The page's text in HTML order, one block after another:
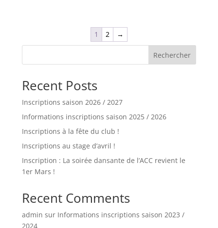
18,00€
1 2 →
Rechercher
Recent Posts
Inscriptions saison 2026 / 2027
Informations inscriptions saison 2025 / 2026
Inscriptions à la fête du club !
Inscriptions au stage d’avril !
Inscription : La soirée dansante de l’ACC revient le
1er Mars !
Recent Comments
admin sur Informations inscriptions saison 2023 /
2024